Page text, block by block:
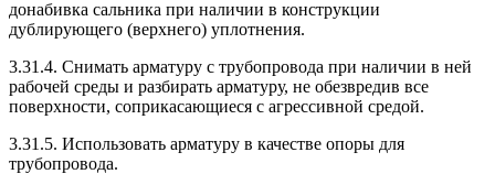
донабивка сальника при наличии в конструкции
дублирующего (верхнего) уплотнения.
3.31.4. Снимать арматуру с трубопровода при наличии в ней
рабочей среды и разбирать арматуру, не обезвредив все
поверхности, соприкасающиеся с агрессивной средой.
3.31.5. Использовать арматуру в качестве опоры для
трубопровода.